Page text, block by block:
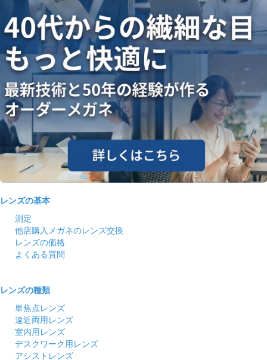
レンズの基本
測定
他店購入メガネのレンズ交換
レンズの価格
よくある質問
レンズの種類
単焦点レンズ
遠近両用レンズ
室内用レンズ
デスクワーク用レンズ
アシストレンズ